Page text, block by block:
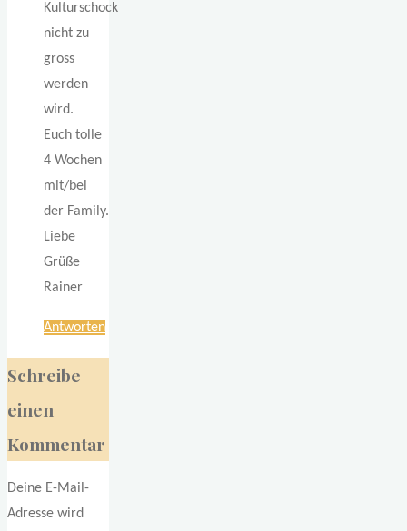
Kulturschock
nicht zu
gross
werden
wird.
Euch tolle
4 Wochen
mit/bei
der Family.
Liebe
Grüße
Rainer
Antworten
Schreibe
einen
Kommentar
Deine E-Mail-
Adresse wird